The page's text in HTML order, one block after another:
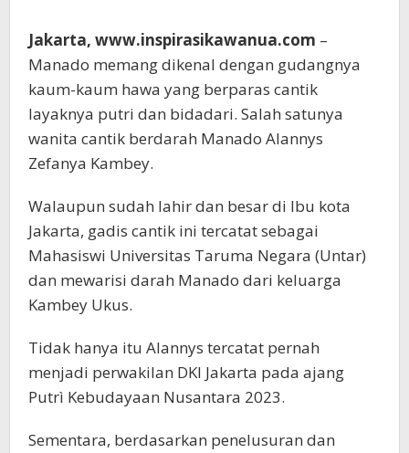
Jakarta, www.inspirasikawanua.com –
Manado memang dikenal dengan gudangnya
kaum-kaum hawa yang berparas cantik
layaknya putri dan bidadari. Salah satunya
wanita cantik berdarah Manado Alannys
Zefanya Kambey.
Walaupun sudah lahir dan besar di Ibu kota
Jakarta, gadis cantik ini tercatat sebagai
Mahasiswi Universitas Taruma Negara (Untar)
dan mewarisi darah Manado dari keluarga
Kambey Ukus.
Tidak hanya itu Alannys tercatat pernah
menjadi perwakilan DKI Jakarta pada ajang
Putrì Kebudayaan Nusantara 2023.
Sementara, berdasarkan penelusuran dan